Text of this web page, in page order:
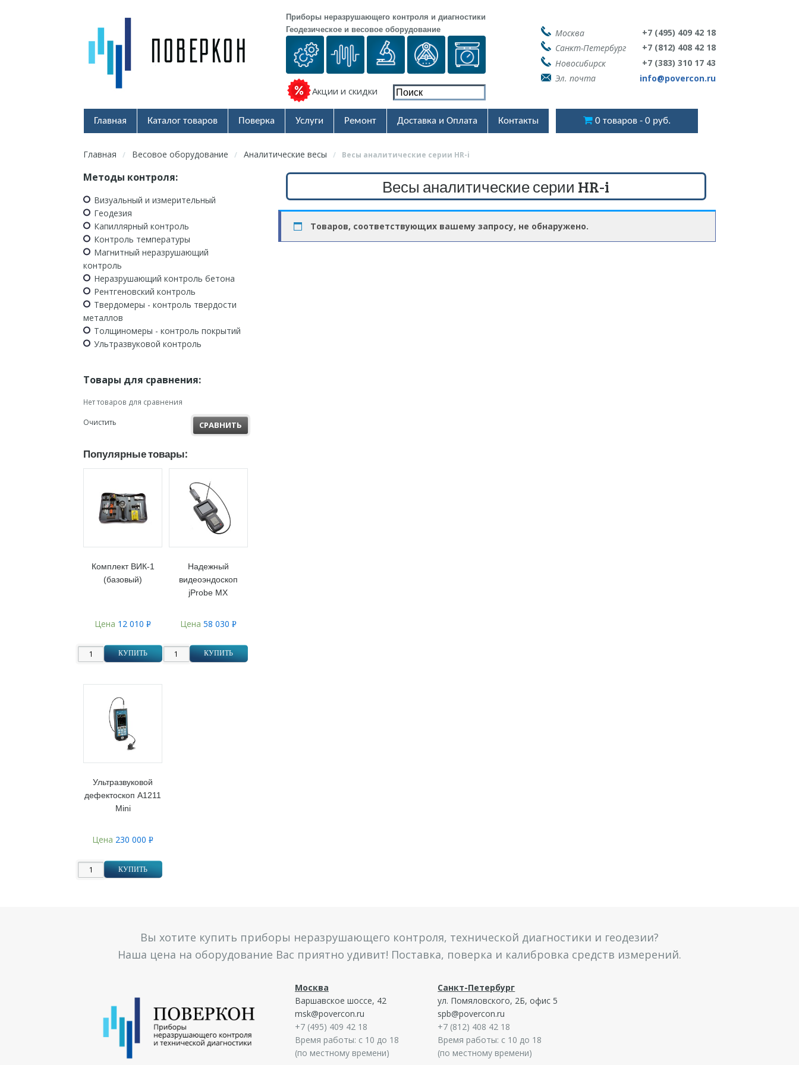
Приборы неразрушающего контроля и диагностики
Геодезическое и весовое оборудование
Акции и скидки
Москва
+7 (495) 409 42 18
Санкт-Петербург
+7 (812) 408 42 18
Новосибирск
+7 (383) 310 17 43
Эл. почта
info@povercon.ru
Главная Каталог товаров Поверка Услуги Ремонт Доставка и Оплата Контакты 0 товаров 0 руб.
Главная / Весовое оборудование / Аналитические весы / Весы аналитические серии HR-i
Весы аналитические серии HR-i
Товаров, соответствующих вашему запросу, не обнаружено.
Методы контроля:
Визуальный и измерительный
Геодезия
Капиллярный контроль
Контроль температуры
Магнитный неразрушающий
контроль
Неразрушающий контроль бетона
Рентгеновский контроль
Твердомеры - контроль твердости
металлов
Толщиномеры - контроль покрытий
Ультразвуковой контроль
Товары для сравнения:
Нет товаров для сравнения
Очистить
СРАВНИТЬ
Популярные товары:
Комплект ВИК-1
(базовый)
Цена 12 010Р
КУПИТЬ
Надежный
видеоэндоскоп
jProbe MX
Цена 58 030 Р
КУПИТЬ
Ультразвуковой
дефектоскоп А1211
Mini
Цена 230 000Р
КУПИТЬ
Вы хотите купить приборы неразрушающего контроля, технической диагностики и геодезии?
Наша цена на оборудование Вас приятно удивит! Поставка, поверка и калибровка средств измерений.
Москва
Варшавское шоссе, 42
msk@povercon.ru
+7 (495) 409 42 18
Время работы: с 10 до 18
(по местному времени)
Санкт-Петербург
ул. Помяловского, 2Б, офис 5
spb@povercon.ru
+7 (812) 408 42 18
Время работы: с 10 до 18
(по местному времени)